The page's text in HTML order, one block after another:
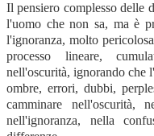
Il pensiero complesso delle
l'uomo che non sa, ma è
l'ignoranza, molto
processo lineare,
nell'oscurità, ignorando che
ombre, errori, dubbi,
camminare nell'oscurità,
nell'ignoranza, nella